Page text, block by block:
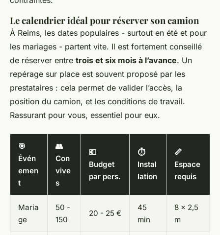
Le calendrier idéal pour réserver son camion
À Reims, les dates populaires - surtout en été et pour
les mariages - partent vite. Il est fortement conseillé
de réserver entre trois et six mois à l’avance. Un
repérage sur place est souvent proposé par les
prestataires : cela permet de valider l’accès, la
position du camion, et les conditions de travail.
Rassurant pour vous, essentiel pour eux.
🎯
Évén
emen
t
👥
Con
vive
s
💶
Budget
par pers.
⏱️
Instal
lation
📏
Espace
requis
Maria
ge
50 -
150
20 - 25 €
45
min
8 x 2,5
m